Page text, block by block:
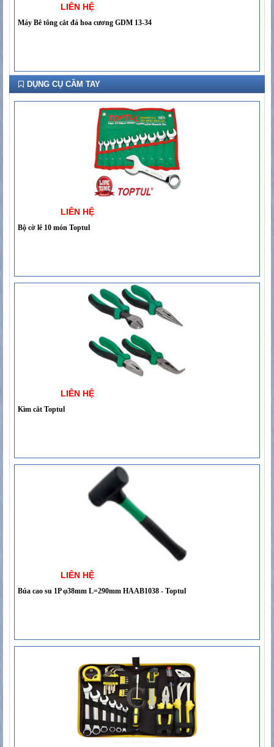
LIÊN HỆ
Máy Bê tông cắt đá hoa cương GDM 13-34
DỤNG CỤ CẦM TAY
LIÊN HỆ
Bộ cờ lê 10 món Toptul
LIÊN HỆ
Kìm cắt Toptul
LIÊN HỆ
Búa cao su 1P φ38mm L=290mm HAAB1038 - Toptul